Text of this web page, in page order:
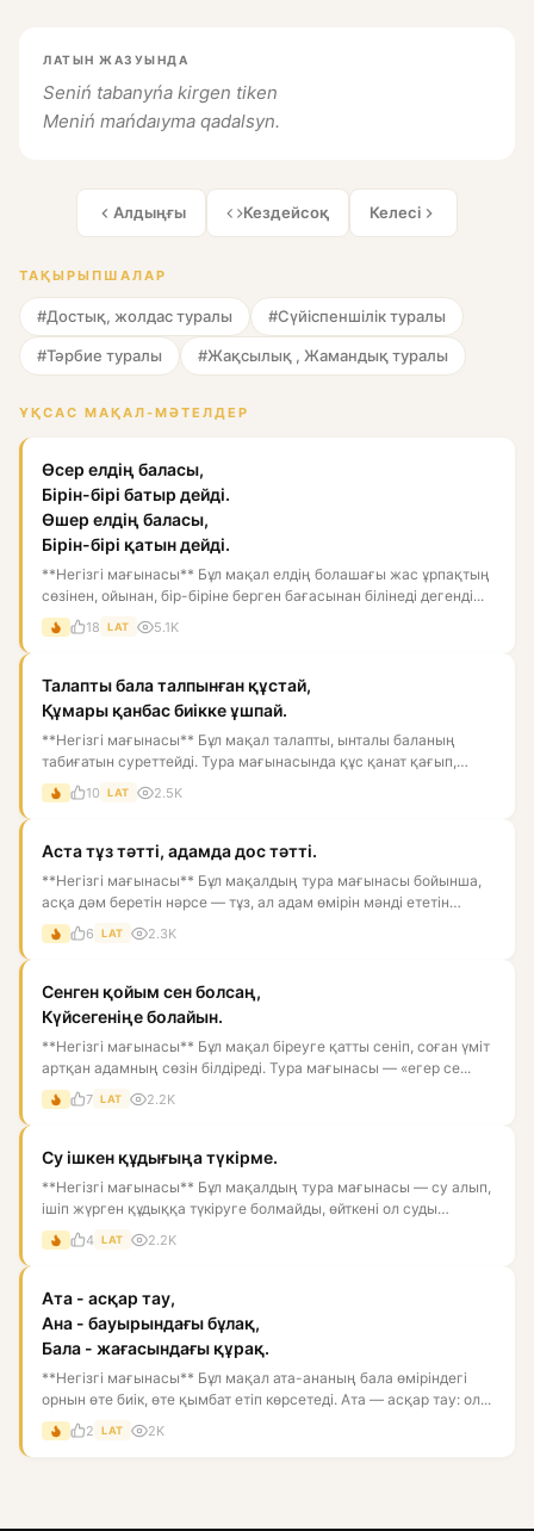
ЛАТЫН ЖАЗУЫНДА
Seniń tabanyńa kirgen tiken
Meniń mańdaıyma qadalsyn.
Алдыңғы Кездейсоқ Келесі
ТАҚЫРЫПШАЛАР
#Достық, жолдас туралы #Сүйіспеншілік туралы
#Тәрбие туралы #Жақсылық , Жамандық туралы
ҰҚСАС МАҚАЛ-МӘТЕЛДЕР
Өсер елдің баласы,
Бірін-бірі батыр дейді.
Өшер елдің баласы,
Бірін-бірі қатын дейді.
**Негізгі мағынасы** Бұл мақал елдің болашағы жас ұрпақтың
сөзінен, ойынан, бір-біріне берген бағасынан білінеді дегенді...
18 LAT 5.1K
Талапты бала талпынған құстай,
Құмары қанбас биікке ұшпай.
**Негізгі мағынасы** Бұл мақал талапты, ынталы баланың
табиғатын суреттейді. Тура мағынасында құс қанат қағып,
биікке ұм...
10 LAT 2.5K
Аста тұз тәтті, адамда дос тәтті.
**Негізгі мағынасы** Бұл мақалдың тура мағынасы бойынша,
асқа дәм беретін нәрсе — тұз, ал адам өмірін мәнді ететін
нәрс...
6 LAT 2.3K
Сенген қойым сен болсаң,
Күйсегеніңе болайын.
**Негізгі мағынасы** Бұл мақал біреуге қатты сеніп, соған үміт
артқан адамның сөзін білдіреді. Тура мағынасы — «егер се...
7 LAT 2.2K
Су ішкен құдығыңа түкірме.
**Негізгі мағынасы** Бұл мақалдың тура мағынасы — су алып,
ішіп жүрген құдыққа түкіруге болмайды, өйткені ол суды
ластай...
4 LAT 2.2K
Ата - асқар тау,
Ана - бауырындағы бұлақ,
Бала - жағасындағы құрақ.
**Негізгі мағынасы** Бұл мақал ата-ананың бала өміріндегі
орнын өте биік, өте қымбат етіп көрсетеді. Ата — асқар тау: ол...
2 LAT 2K